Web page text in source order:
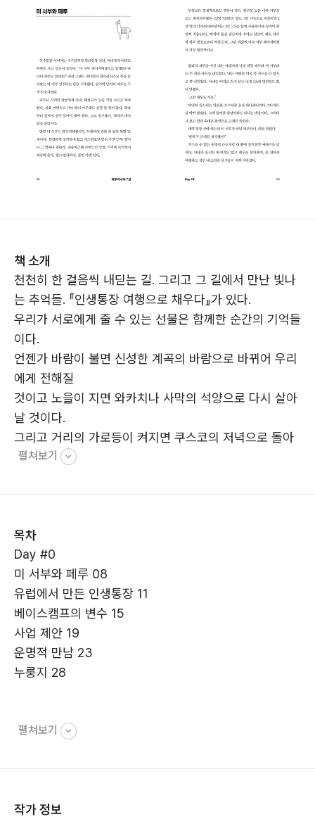
책 소개
천천히 한 걸음씩 내딛는 길. 그리고 그 길에서 만난 빛나
는 추억들. 『인생통장 여행으로 채우다』가 있다.
우리가 서로에게 줄 수 있는 선물은 함께한 순간의 기억들
이다.
언젠가 바람이 불면 신성한 계곡의 바람으로 바뀌어 우리
에게 전해질
것이고 노을이 지면 와카치나 사막의 석양으로 다시 살아
날 것이다.
그리고 거리의 가로등이 켜지면 쿠스코의 저녁으로 돌아
올 것이다.
펼쳐보기
목차
Day #0
미 서부와 페루 08
유럽에서 만든 인생통장 11
베이스캠프의 변수 15
사업 제안 19
운명적 만남 23
누룽지 28
Day #1
Day #2
펼쳐보기
작가 정보